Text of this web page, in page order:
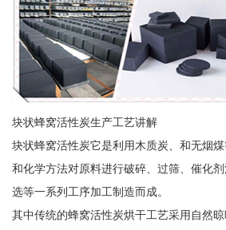
块状蜂窝活性炭生产工艺讲解
块状蜂窝活性炭它是利用木质炭、和无烟
和化学方法对原料进行破碎、过筛、催化
选等一系列工序加工制造而成。
其中传统的蜂窝活性炭烘干工艺采用自然